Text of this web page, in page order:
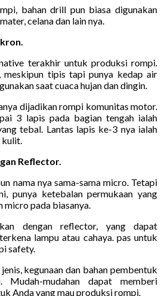
bahan drill pun biasa digunakan
celana dan lain nya.
terakhir untuk produksi rompi.
meskipun tipis tapi punya kedap air
saat cuaca hujan dan dingin.
dijadikan rompi komunitas motor.
3 lapis pada bagian tengah ialah
tebal. Lantas lapis ke-3 nya ialah
kulit.
Reflector.
nama nya sama-sama micro. Tetapi
punya ketebalan permukaan yang
pada biasanya.
dengan reflector, yang dapat
lampu atau cahaya. pas untuk
safety.
kegunaan dan bahan pembentuk
mudahan dapat memberi
Anda yang mau produksi rompi.